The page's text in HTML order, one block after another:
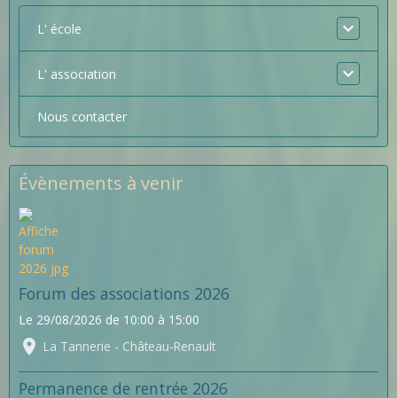
L' école
L' association
Nous contacter
Évènements à venir
Forum des associations 2026
Le 29/08/2026 de 10:00 à 15:00
La Tannerie - Château-Renault
Permanence de rentrée 2026